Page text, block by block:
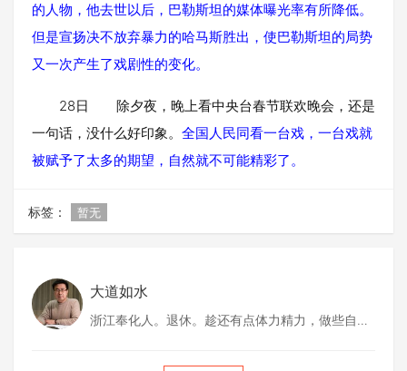
的人物，他去世以后，巴勒斯坦的媒体曝光率有所降低。
但是宣扬决不放弃暴力的哈马斯胜出，使巴勒斯坦的局势
又一次产生了戏剧性的变化。
28日 除夕夜，晚上看中央台春节联欢晚会，还是
一句话，没什么好印象。 全国人民同看一台戏，一台戏就
被赋予了太多的期望，自然就不可能精彩了。
标签： 暂无
大道如水
浙江奉化人。退休。趁还有点体力精力，做些自己